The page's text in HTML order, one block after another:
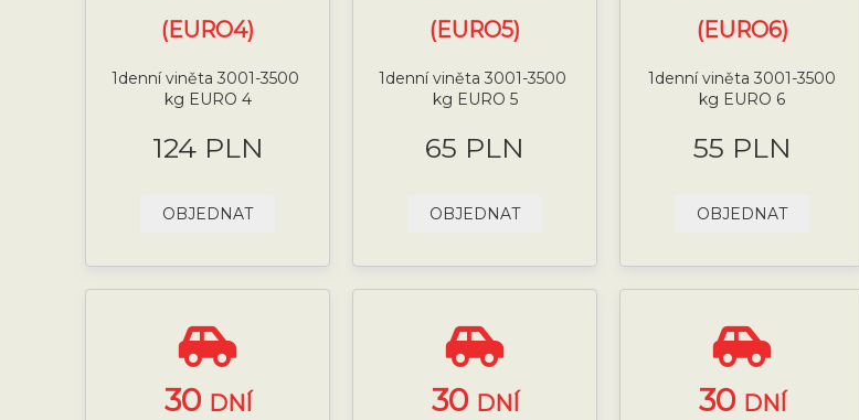
(EURO4)
1denní viněta 3001-3500
kg EURO 4
124 PLN
OBJEDNAT
(EURO5)
1denní viněta 3001-3500
kg EURO 5
65 PLN
OBJEDNAT
(EURO6)
1denní viněta 3001-3500
kg EURO 6
55 PLN
OBJEDNAT
30 DNÍ 30 DNÍ 30 DNÍ